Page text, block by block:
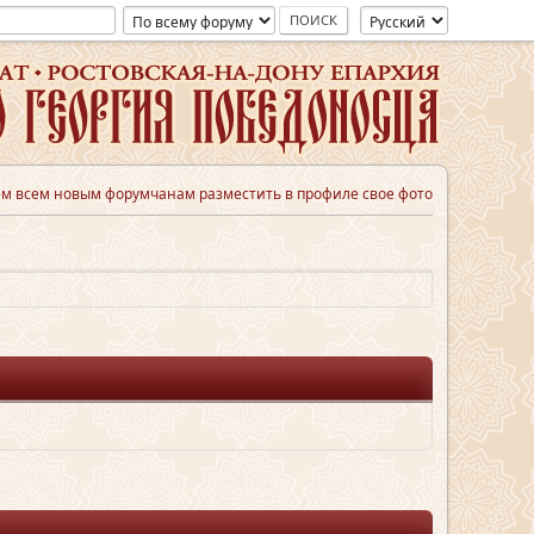
всем новым форумчанам разместить в профиле свое фото